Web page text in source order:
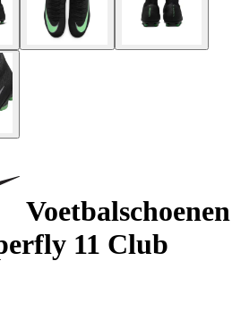
Voetbalschoenen
11 Club